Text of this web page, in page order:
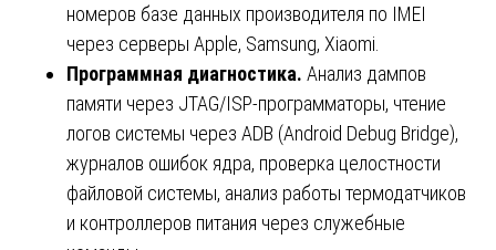
номеров базе данных производителя по IMEI
через серверы Apple, Samsung, Xiaomi.
Программная диагностика. Анализ дампов
памяти через JTAG/ISP-программаторы, чтение
логов системы через ADB (Android Debug Bridge),
журналов ошибок ядра, проверка целостности
файловой системы, анализ работы термодатчиков
и контроллеров питания через служебные